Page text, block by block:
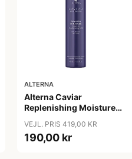
ALTERNA
Alterna Caviar
Replenishing Moisture
Milk, 147 ml
VEJL. PRIS 419,00 KR
190,00 kr